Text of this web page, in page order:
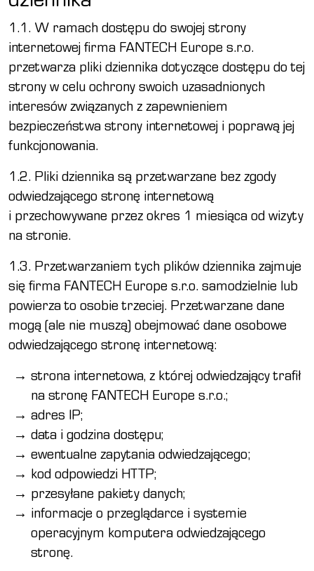
1.1. W ramach dostępu do swojej strony
internetowej firma FANTECH Europe s.r.o.
przetwarza pliki dziennika dotyczące dostępu do tej
strony w celu ochrony swoich uzasadnionych
interesów związanych z zapewnieniem
bezpieczeństwa strony internetowej i poprawą jej
funkcjonowania.
1.2. Pliki dziennika są przetwarzane bez zgody
odwiedzającego stronę internetową
i przechowywane przez okres 1 miesiąca od wizyty
na stronie.
1.3. Przetwarzaniem tych plików dziennika zajmuje
się firma FANTECH Europe s.r.o. samodzielnie lub
powierza to osobie trzeciej. Przetwarzane dane
mogą (ale nie muszą) obejmować dane osobowe
odwiedzającego stronę internetową:
strona internetowa, z której odwiedzający trafił
na stronę FANTECH Europe s.r.o.;
adres IP;
data i godzina dostępu;
ewentualne zapytania odwiedzającego;
kod odpowiedzi HTTP;
przesyłane pakiety danych;
informacje o przeglądarce i systemie
operacyjnym komputera odwiedzającego
stronę.